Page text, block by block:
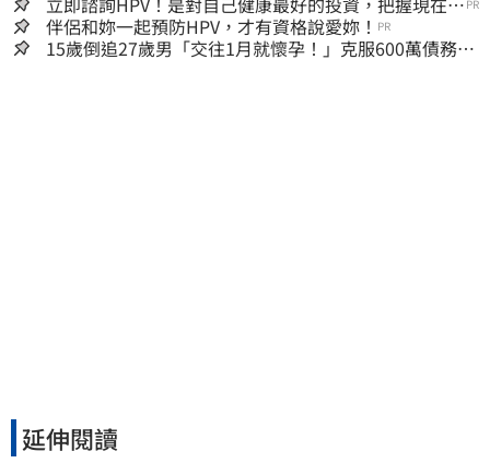
嫌晚！
PR
伴侶和妳一起預防HPV，才有資格說愛妳！ PR
15歲倒追27歲男「交往1月就懷孕！」克服600萬債務
延伸閱讀